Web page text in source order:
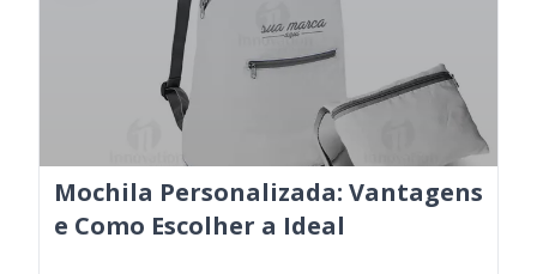
Mochila Personalizada: Vantagens
e Como Escolher a Ideal